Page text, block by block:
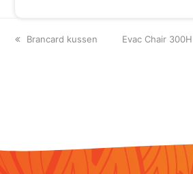
previous
Brancard kussen
next
Evac Chair